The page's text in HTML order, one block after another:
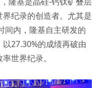
纪录的创造者。尤其是
间内，隆基自主研发的
27.30%的成绩再破由
世界纪录。